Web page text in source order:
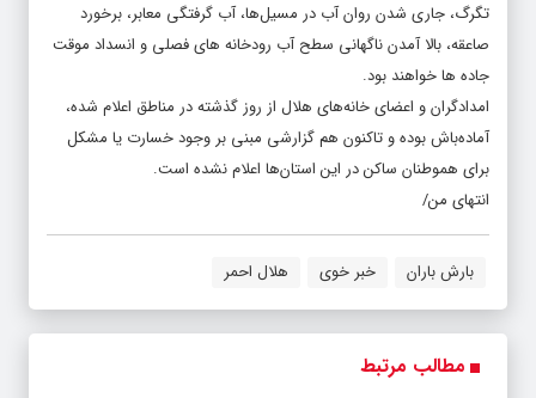
تگرگ، جاری شدن روان آب در مسیل‌ها، آب گرفتگی معابر، برخورد
صاعقه، بالا آمدن ناگهانی سطح آب رودخانه های فصلی و انسداد موقت
جاده ها خواهند بود.
امدادگران و اعضای خانه‌های هلال از روز گذشته در مناطق اعلام شده،
آماده‌باش بوده و تاکنون هم گزارشی مبنی بر وجود خسارت یا مشکل
برای هموطنان ساکن در این استان‌ها اعلام نشده است.
انتهای من/
بارش باران خبر خوی هلال احمر
مطالب مرتبط